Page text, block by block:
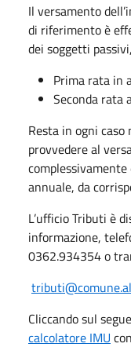
Il versamento
di riferimento è
dei soggetti
Prima rata in
Seconda rata
Resta in ogni
provvedere al
annuale, da
L’ufficio Tributi è
informazione,
0362.934354 o
Cliccando sul
calcolatore IMU